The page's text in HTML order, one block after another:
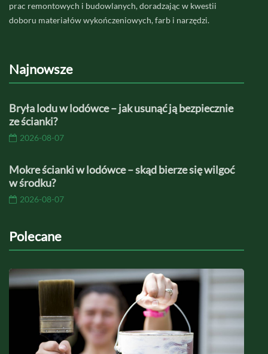
prac remontowych i budowlanych, doradzając w kwestii
doboru materiałów wykończeniowych, farb i narzędzi.
Najnowsze
Bryła lodu w lodówce – jak usunąć ją bezpiecznie
ze ścianki?
2026-08-07
Mokre ścianki w lodówce – skąd bierze się wilgoć
w środku?
2026-08-07
Polecane